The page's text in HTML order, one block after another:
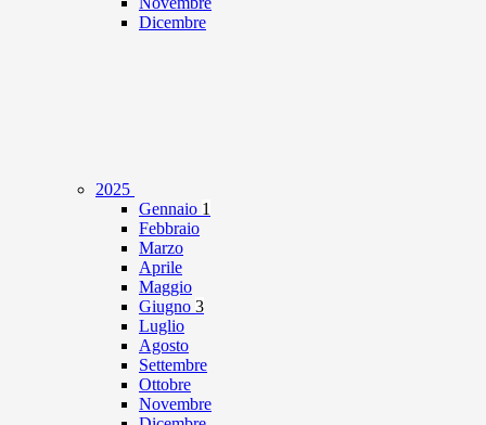
Dicembre
2025
Gennaio 1
Febbraio
Marzo
Aprile
Maggio
Giugno 3
Luglio
Agosto
Settembre
Ottobre
Novembre